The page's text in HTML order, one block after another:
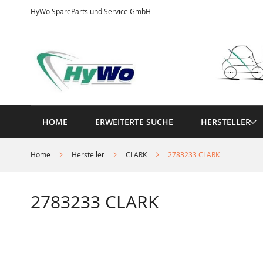
HyWo SpareParts und Service GmbH
Inhalt
HOME ERWEITERTE SUCHE HERSTELLER
Home Hersteller CLARK 2783233 CLARK
2783233 CLARK